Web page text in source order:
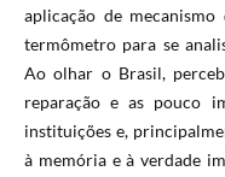
aplicação de
termômetro para se
Ao olhar o Brasil,
reparação e as pouco
instituições e,
à memória e à verdade